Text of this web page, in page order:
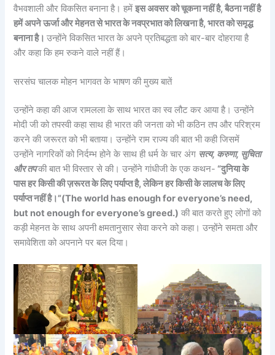
वैभवशाली और विकसित बनाना है। हमेंइस अवसर को चूकना नहीं है, बैठना नहीं है
हमें अपने ऊर्जा और मेहनत से भारत के नवप्रभात को लिखना है, भारत को समृद्ध
बनाना है।उन्होंने विकसित भारत के अपने प्रतिबद्धता को बार-बार दोहराया है
और कहा कि हम रुकने वाले नहीं हैं।
सरसंघ चालक मोहन भागवत के भाषण की मुख्य बातें
उन्होंने कहा की आज रामलला के साथ भारत का स्व लौट कर आया है। उन्होंने
मोदी जी को तपस्वी कहा साथ ही भारत की जनता को भी कठिन तप और परिश्रम
करने की जरूरत को भी बताया। उन्होंने राम राज्य की बात भी कही जिसमें
उन्होंने नागरिकों को निर्दम्भ होने के साथ ही धर्म के चार अंग सत्य, करुणा, सुचिता
और तपकी बात भी विस्तार से की। उन्होंने गांधीजी के एक कथन- “दुनिया के
पास हर किसी की ज़रूरत के लिए पर्याप्त है, लेकिन हर किसी के लालच के लिए
पर्याप्त नहीं है।”(The world has enough for everyone’s need,
but not enough for everyone’s greed.) की बात करते हुए लोगों को
कड़ी मेहनत के साथ अपनी क्षमतानुसार सेवा करने को कहा। उन्होंने समता और
समावेशिता को अपनाने पर बल दिया।